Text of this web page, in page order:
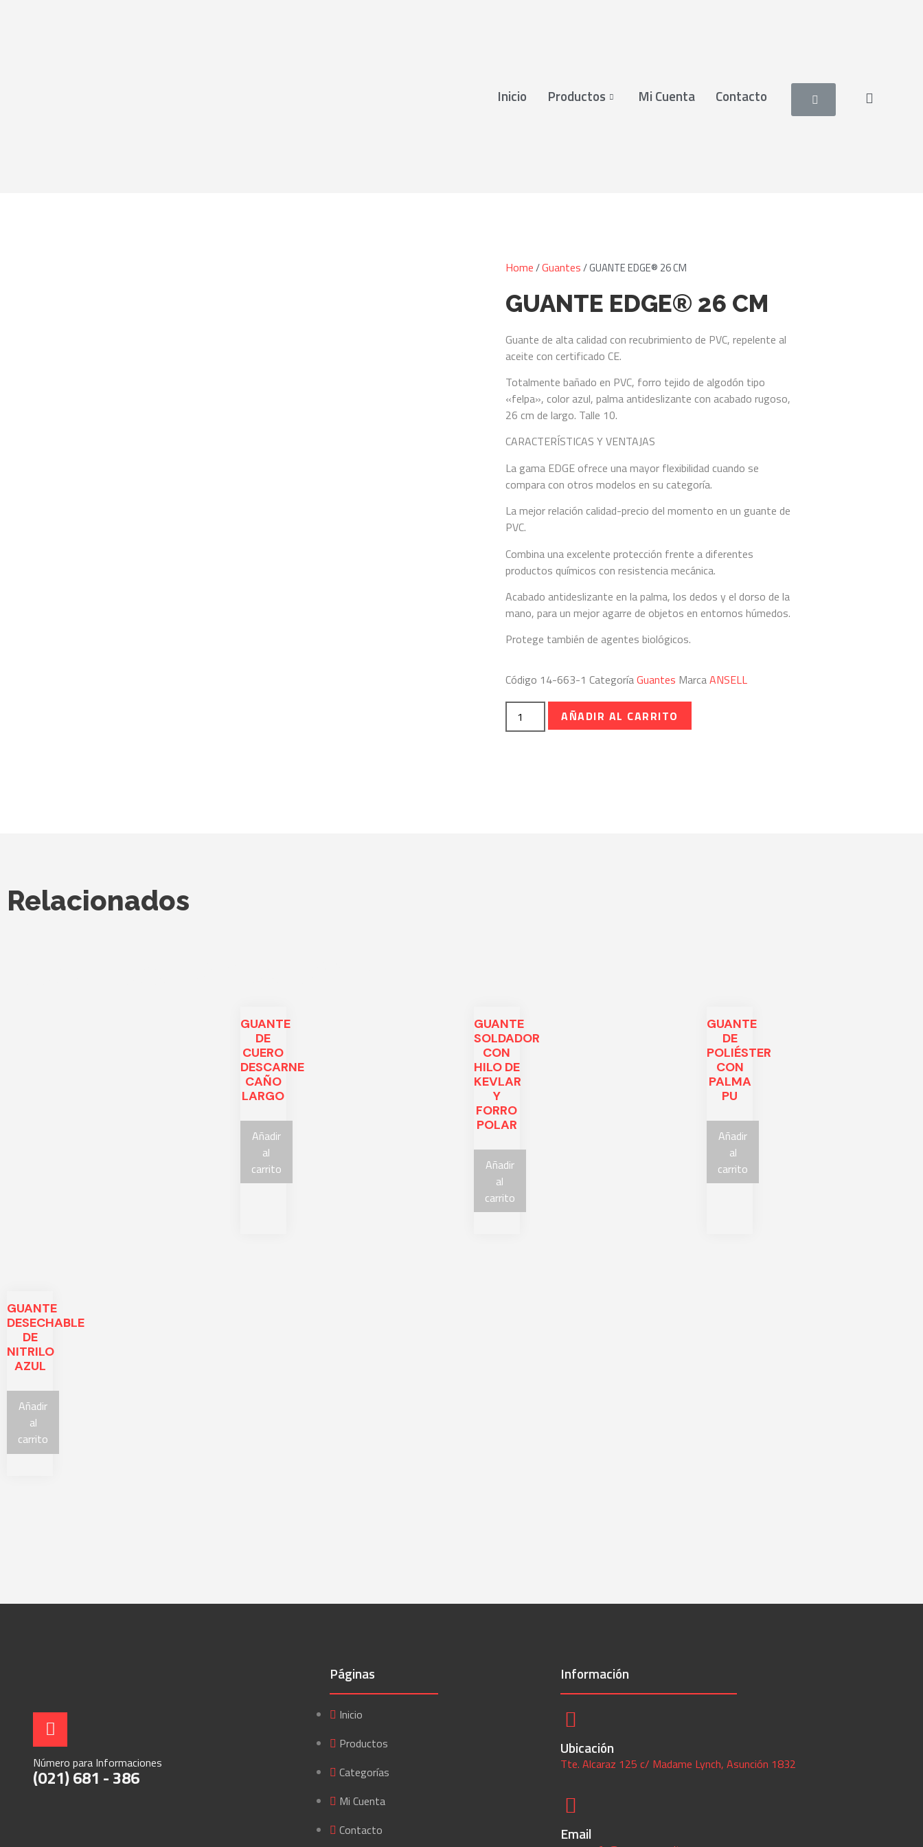
Inicio Productos Mi Cuenta Contacto
Home/Guantes/ GUANTE EDGE® 26 CM
GUANTE EDGE® 26 CM
Guante de alta calidad con recubrimiento de PVC, repelente al
aceite con certificado CE.
Totalmente bañado en PVC, forro tejido de algodón tipo
«felpa», color azul, palma antideslizante con acabado rugoso,
26 cm de largo. Talle 10.
CARACTERÍSTICAS Y VENTAJAS
La gama EDGE ofrece una mayor flexibilidad cuando se
compara con otros modelos en su categoría.
La mejor relación calidad-precio del momento en un guante de
PVC.
Combina una excelente protección frente a diferentes
productos químicos con resistencia mecánica.
Acabado antideslizante en la palma, los dedos y el dorso de la
mano, para un mejor agarre de objetos en entornos húmedos.
Protege también de agentes biológicos.
Código 14-663-1 CategoríaGuantes MarcaANSELL
AÑADIR AL CARRITO
Relacionados
GUANTE
DE
CUERO
DESCARNE
CAÑO
LARGO
Añadir
al
carrito
GUANTE
SOLDADOR
CON
HILO DE
KEVLAR
Y
FORRO
POLAR
Añadir
al
carrito
GUANTE
DE
POLIÉSTER
CON
PALMA
PU
Añadir
al
carrito
GUANTE
DESECHABLE
DE
NITRILO
AZUL
Añadir
al
carrito
Número para Informaciones
(021) 681 - 386
Páginas
Inicio
Productos
Categorías
Mi Cuenta
Contacto
Información
Ubicación
Tte. Alcaraz 125 c/ Madame Lynch, Asunción 1832
Email